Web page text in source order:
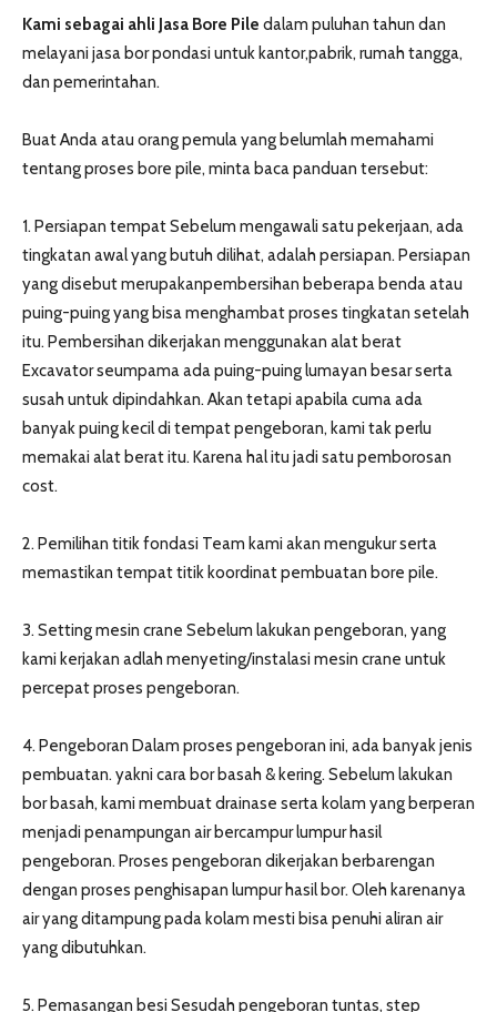
Kami sebagai ahli Jasa Bore Pile dalam puluhan tahun dan
melayani jasa bor pondasi untuk kantor,pabrik, rumah tangga,
dan pemerintahan.
Buat Anda atau orang pemula yang belumlah memahami
tentang proses bore pile, minta baca panduan tersebut:
1. Persiapan tempat Sebelum mengawali satu pekerjaan, ada
tingkatan awal yang butuh dilihat, adalah persiapan. Persiapan
yang disebut merupakanpembersihan beberapa benda atau
puing-puing yang bisa menghambat proses tingkatan setelah
itu. Pembersihan dikerjakan menggunakan alat berat
Excavator seumpama ada puing-puing lumayan besar serta
susah untuk dipindahkan. Akan tetapi apabila cuma ada
banyak puing kecil di tempat pengeboran, kami tak perlu
memakai alat berat itu. Karena hal itu jadi satu pemborosan
cost.
2. Pemilihan titik fondasi Team kami akan mengukur serta
memastikan tempat titik koordinat pembuatan bore pile.
3. Setting mesin crane Sebelum lakukan pengeboran, yang
kami kerjakan adlah menyeting/instalasi mesin crane untuk
percepat proses pengeboran.
4. Pengeboran Dalam proses pengeboran ini, ada banyak jenis
pembuatan. yakni cara bor basah & kering. Sebelum lakukan
bor basah, kami membuat drainase serta kolam yang berperan
menjadi penampungan air bercampur lumpur hasil
pengeboran. Proses pengeboran dikerjakan berbarengan
dengan proses penghisapan lumpur hasil bor. Oleh karenanya
air yang ditampung pada kolam mesti bisa penuhi aliran air
yang dibutuhkan.
5. Pemasangan besi Sesudah pengeboran tuntas, step